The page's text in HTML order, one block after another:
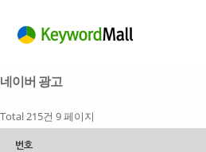
네이버 광고
Total 215건 9 페이지
번호